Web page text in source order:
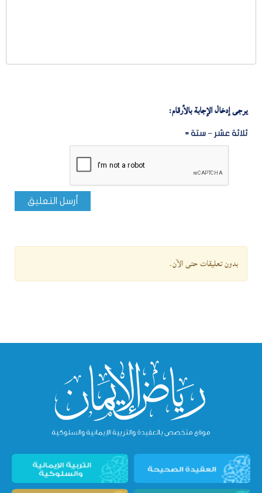
يرجى إدخال الإجابة بالأرقام:
ثلاثة عشر − ستة =
أرسل التعليق
بدون تعليقات حتى الآن.